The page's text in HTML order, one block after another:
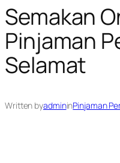
Semakan
Pinjaman
Selamat
Written byadmininPinjaman